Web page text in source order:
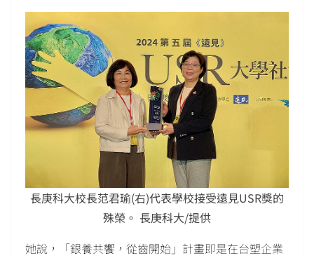
長庚科大校長范君瑜(右)代表學校接受遠見USR獎的
殊榮。 長庚科大/提供
她說，「銀養共饗，從齒開始」計畫即是在台塑企業